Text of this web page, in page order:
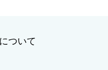
ついて